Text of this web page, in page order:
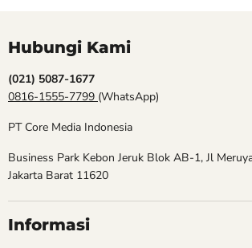
Hubungi Kami
(021) 5087-1677
0816-1555-7799 (WhatsApp)
PT Core Media Indonesia
Business Park Kebon Jeruk Blok AB-1, Jl
Jakarta Barat 11620
Informasi